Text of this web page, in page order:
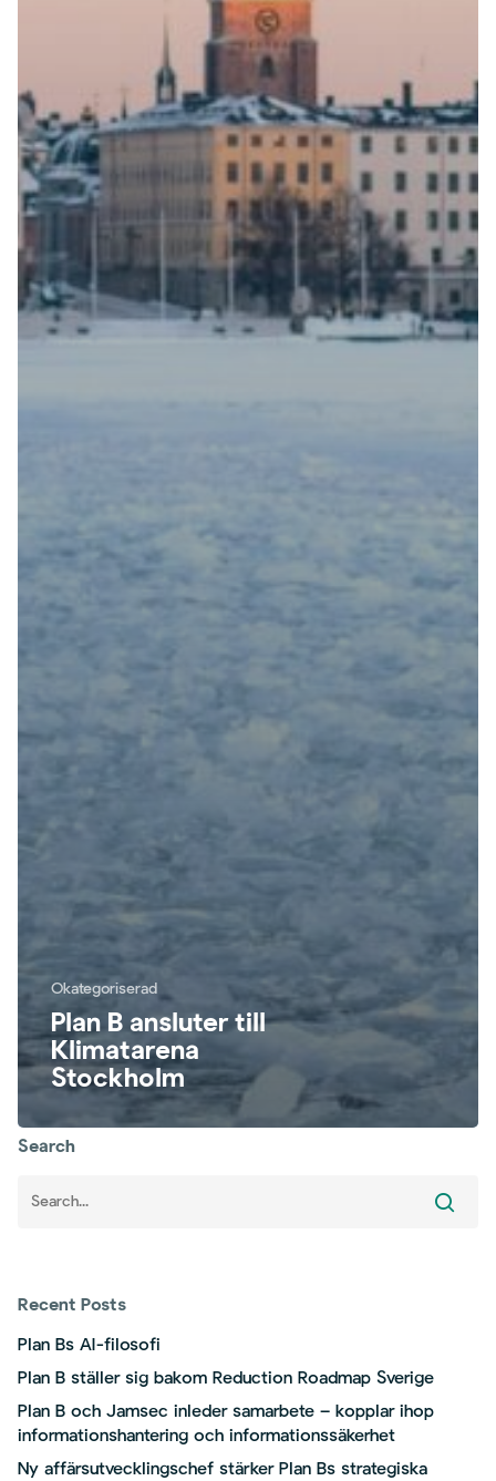
Okategoriserad
Plan B ansluter till
Klimatarena
Stockholm
Search
Recent Posts
Plan Bs AI-filosofi
Plan B ställer sig bakom Reduction Roadmap Sverige
Plan B och Jamsec inleder samarbete – kopplar ihop
informationshantering och informationssäkerhet
Ny affärsutvecklingschef stärker Plan Bs strategiska